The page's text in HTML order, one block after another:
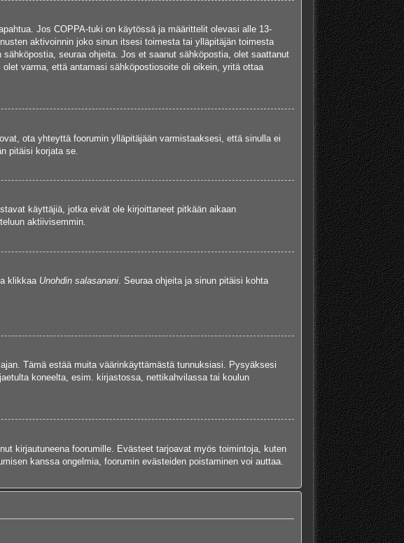
Jos COPPA-tuki on käytössä ja määrittelit olevasi alle 13-
aktivoinnin joko sinun itsesi toimesta tai ylläpitäjän toimesta
seuraa ohjeita. Jos et saanut sähköpostia, olet saattanut
varma, että antamasi sähköpostiosoite oli oikein, yritä ottaa
ota yhteyttä foorumin ylläpitäjään varmistaaksesi, että sinulla ei
pitäisi korjata se.
käyttäjiä, jotka eivät ole kirjoittaneet pitkään aikaan
aktiivisemmin.
klikkaa Unohdin salasanani. Seuraa ohjeita ja sinun pitäisi kohta
Tämä estää muita väärinkäyttämästä tunnuksiasi. Pysyäksesi
koneelta, esim. kirjastossa, nettikahvilassa tai koulun
kirjautuneena foorumille. Evästeet tarjoavat myös toimintoja, kuten
kanssa ongelmia, foorumin evästeiden poistaminen voi auttaa.